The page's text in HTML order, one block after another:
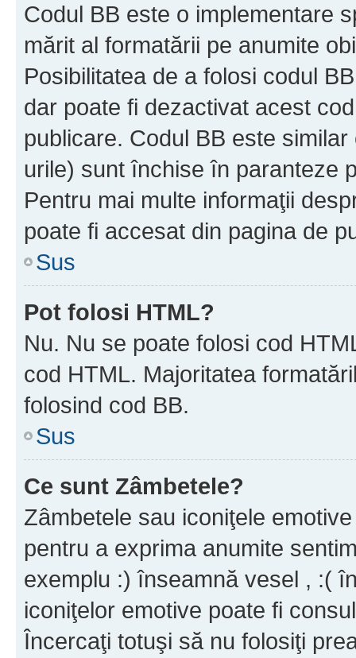
Codul BB este o implementare
mărit al formatării pe anumite
Posibilitatea de a folosi codul
dar poate fi dezactivat acest
publicare. Codul BB este
urile) sunt închise în paranteze
Pentru mai multe informaţii
poate fi accesat din pagina de
Sus
Pot folosi HTML?
Nu. Nu se poate folosi cod
cod HTML. Majoritatea
folosind cod BB.
Sus
Ce sunt Zâmbetele?
Zâmbetele sau iconiţele
pentru a exprima anumite
exemplu :) înseamnă vesel , :(
iconiţelor emotive poate fi
Încercaţi totuşi să nu folosiţi